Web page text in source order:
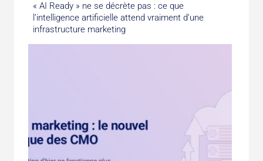
« AI Ready » ne se décrète pas : ce que
l’intelligence artificielle attend vraiment d’une
infrastructure marketing